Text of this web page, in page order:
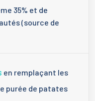
35% et de
(source de
en remplaçant les
purée de patates